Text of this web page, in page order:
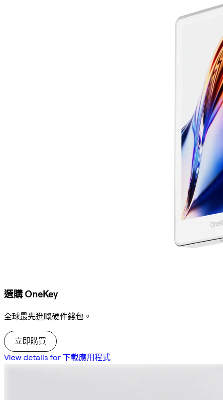
選購 OneKey
全球最先進嘅硬件錢包。
立即購買
View details for 下載應用程式